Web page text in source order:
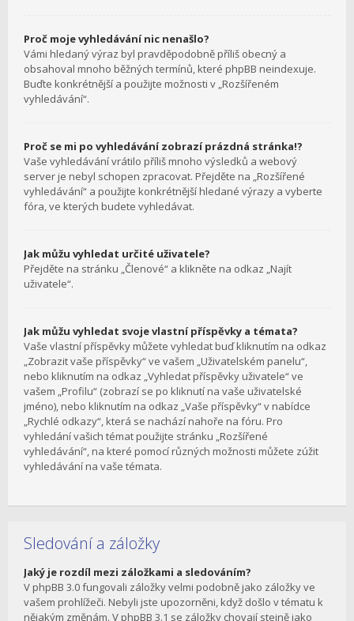
Proč moje vyhledávání nic nenašlo?
Vámi hledaný výraz byl pravděpodobně příliš obecný a
obsahoval mnoho běžných termínů, které phpBB neindexuje.
Buďte konkrétnější a použijte možnosti v „Rozšířeném
vyhledávání“.
Proč se mi po vyhledávání zobrazí prázdná stránka!?
Vaše vyhledávání vrátilo příliš mnoho výsledků a webový
server je nebyl schopen zpracovat. Přejděte na „Rozšířené
vyhledávání“ a použijte konkrétnější hledané výrazy a vyberte
fóra, ve kterých budete vyhledávat.
Jak můžu vyhledat určité uživatele?
Přejděte na stránku „Členové“ a klikněte na odkaz „Najít
uživatele“.
Jak můžu vyhledat svoje vlastní příspěvky a témata?
Vaše vlastní příspěvky můžete vyhledat buď kliknutím na odkaz
„Zobrazit vaše příspěvky“ ve vašem „Uživatelském panelu“,
nebo kliknutím na odkaz „Vyhledat příspěvky uživatele“ ve
vašem „Profilu“ (zobrazí se po kliknutí na vaše uživatelské
jméno), nebo kliknutím na odkaz „Vaše příspěvky“ v nabídce
„Rychlé odkazy“, která se nachází nahoře na fóru. Pro
vyhledání vašich témat použijte stránku „Rozšířené
vyhledávání“, na které pomocí různých možnosti můžete zúžit
vyhledávání na vaše témata.
Sledování a záložky
Jaký je rozdíl mezi záložkami a sledováním?
V phpBB 3.0 fungovali záložky velmi podobně jako záložky ve
vašem prohlížeči. Nebyli jste upozorněni, když došlo v tématu k
nějakým změnám. V phpBB 3.1 se záložky chovají stejně jako